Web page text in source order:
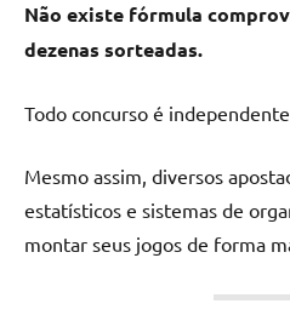
Não existe fórmula
dezenas sorteadas.
Todo concurso é
Mesmo assim, diversos
estatísticos e sistemas de
montar seus jogos de forma